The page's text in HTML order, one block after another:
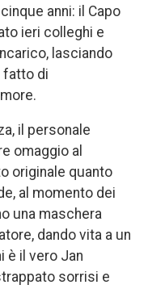
anni: il Capo
ieri colleghi e
lasciando
fatto di
il personale
omaggio al
originale quanto
al momento dei
una maschera
dando vita a un
è il vero Jan
sorrisi e